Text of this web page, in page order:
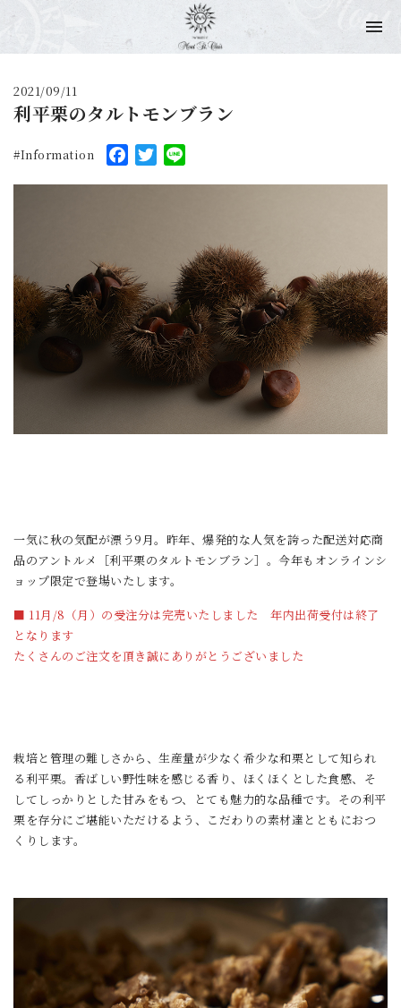
2021/09/11
利平栗のタルトモンブラン
Information Facebook
Twitter
一気に秋の気配が漂う9月。昨年、爆発的な人気を誇った配送対応商
品のアントルメ［利平栗のタルトモンブラン］。今年もオンラインシ
ョップ限定で登場いたします。
■ 11月/8（月）の受注分は完売いたしました 年内出荷受付は終了
となります
たくさんのご注文を頂き誠にありがとうございました
栽培と管理の難しさから、生産量が少なく希少な和栗として知られ
る利平栗。香ばしい野性味を感じる香り、ほくほくとした食感、そ
してしっかりとした甘みをもつ、とても魅力的な品種です。その利平
栗を存分にご堪能いただけるよう、こだわりの素材達とともにおつ
くりします。